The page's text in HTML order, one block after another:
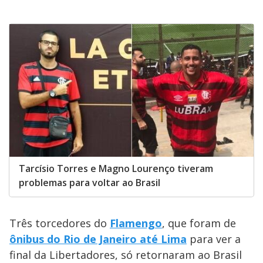
Tarcísio Torres e Magno Lourenço tiveram
problemas para voltar ao Brasil
Três torcedores do Flamengo, que foram de
ônibus do Rio de Janeiro até Lima para ver a
final da Libertadores, só retornaram ao Brasil